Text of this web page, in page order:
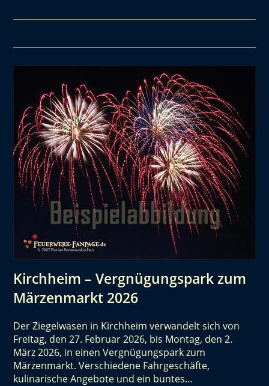
Kirchheim – Vergnügungspark zum
Märzenmarkt 2026
Der Ziegelwasen in Kirchheim verwandelt sich von
Freitag, den 27. Februar 2026, bis Montag, den 2.
März 2026, in einen Vergnügungspark zum
Märzenmarkt. Verschiedene Fahrgeschäfte,
kulinarische Angebote und ein buntes…